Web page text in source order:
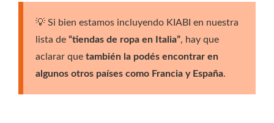
💡 Si bien estamos incluyendo KIABI en nuestra
lista de “tiendas de ropa en Italia”, hay que
aclarar que también la podés encontrar en
algunos otros países como Francia y España.